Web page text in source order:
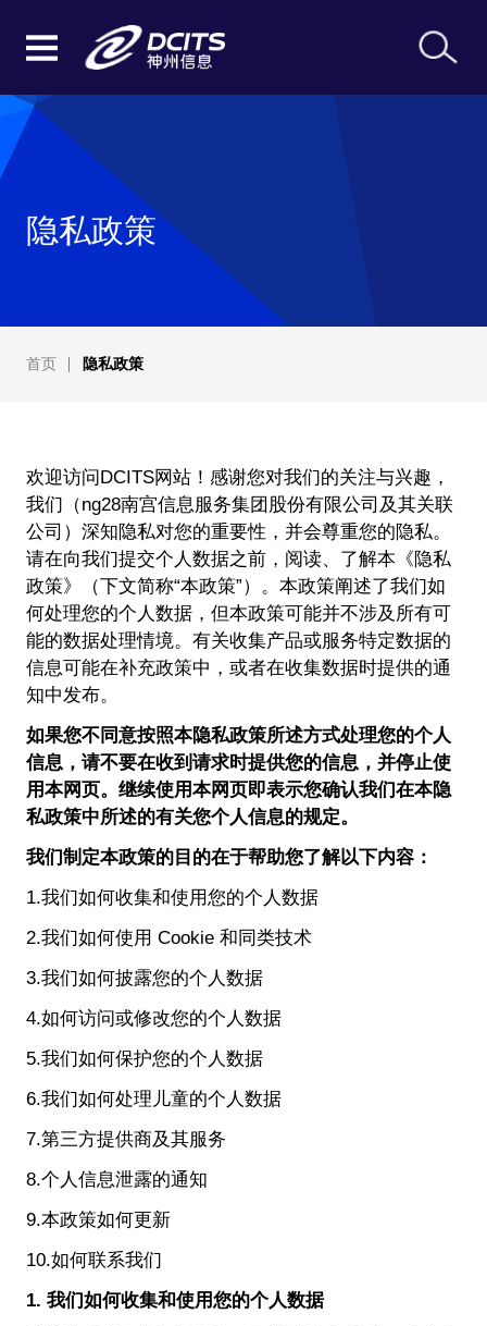
隐私政策
首页 隐私政策
欢迎访问DCITS网站！感谢您对我们的关注与兴趣，
我们（ng28南宫信息服务集团股份有限公司及其关联
公司）深知隐私对您的重要性，并会尊重您的隐私。
请在向我们提交个人数据之前，阅读、了解本《隐私
政策》（下文简称“本政策”）。本政策阐述了我们如
何处理您的个人数据，但本政策可能并不涉及所有可
能的数据处理情境。有关收集产品或服务特定数据的
信息可能在补充政策中，或者在收集数据时提供的通
知中发布。
如果您不同意按照本隐私政策所述方式处理您的个人
信息，请不要在收到请求时提供您的信息，并停止使
用本网页。继续使用本网页即表示您确认我们在本隐
私政策中所述的有关您个人信息的规定。
我们制定本政策的目的在于帮助您了解以下内容：
1.我们如何收集和使用您的个人数据
2.我们如何使用 Cookie 和同类技术
3.我们如何披露您的个人数据
4.如何访问或修改您的个人数据
5.我们如何保护您的个人数据
6.我们如何处理儿童的个人数据
7.第三方提供商及其服务
8.个人信息泄露的通知
9.本政策如何更新
10.如何联系我们
1. 我们如何收集和使用您的个人数据